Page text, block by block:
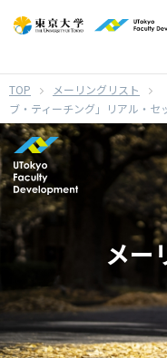
メーリングリスト
ブ・ティーチング」リアル・セ
メー